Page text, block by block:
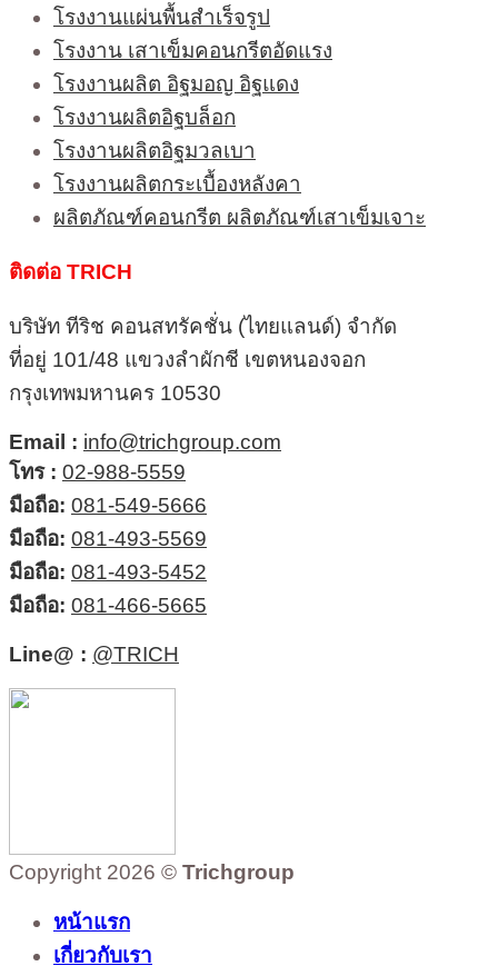
โรงงานแผ่นพื้นสำเร็จรูป
โรงงาน เสาเข็มคอนกรีตอัดแรง
โรงงานผลิต อิฐมอญ อิฐแดง
โรงงานผลิตอิฐบล็อก
โรงงานผลิตอิฐมวลเบา
โรงงานผลิตกระเบื้องหลังคา
ผลิตภัณฑ์คอนกรีต ผลิตภัณฑ์เสาเข็มเจาะ
ติดต่อ TRICH
บริษัท ทีริช คอนสทรัคชั่น (ไทยแลนด์) จำกัด
ที่อยู่ 101/48 แขวงลำผักชี เขตหนองจอก
กรุงเทพมหานคร 10530
Email : info@trichgroup.com
โทร : 02-988-5559
มือถือ: 081-549-5666
มือถือ: 081-493-5569
มือถือ: 081-493-5452
มือถือ: 081-466-5665
Line@ : @TRICH
Copyright 2026 © Trichgroup
หน้าแรก
เกี่ยวกับเรา